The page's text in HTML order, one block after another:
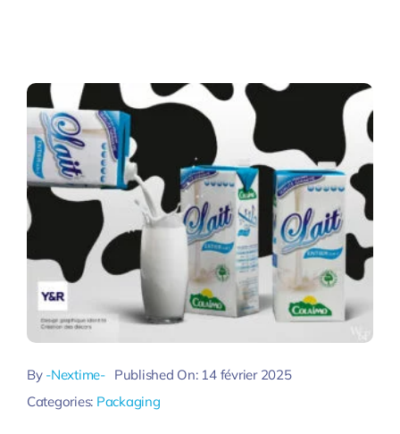
By -Nextime- Published On: 14 février 2025
Categories: Packaging